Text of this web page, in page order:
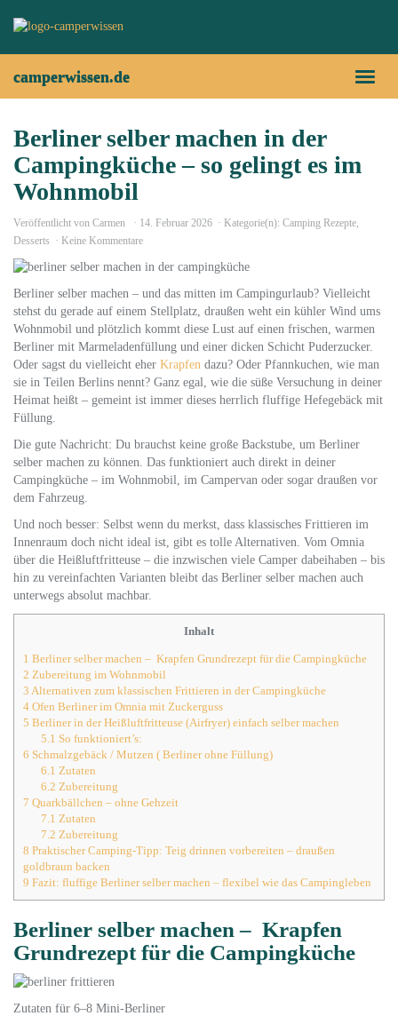
Toggle
camperwissen.de
Berliner selber machen in der
Campingküche – so gelingt es im
Wohnmobil
Veröffentlicht von Carmen 14. Februar 2026 Kategorie(n): Camping Rezepte,
Desserts
Keine Kommentare
Berliner selber machen – und das mitten im Campingurlaub? Vielleicht
stehst du gerade auf einem Stellplatz, draußen weht ein kühler Wind ums
Wohnmobil und plötzlich kommt diese Lust auf einen frischen, warmen
Berliner mit Marmeladenfüllung und einer dicken Schicht Puderzucker.
Oder sagst du vielleicht eher Krapfen dazu? Oder Pfannkuchen, wie man
sie in Teilen Berlins nennt? Ganz egal, wie die süße Versuchung in deiner
Heimat heißt – gemeint ist immer dieses herrlich fluffige Hefegebäck mit
Füllung.
Die gute Nachricht: Du brauchst keine große Backstube, um Berliner
selber machen zu können. Das funktioniert auch direkt in deiner
Campingküche – im Wohnmobil, im Campervan oder sogar draußen vor
dem Fahrzeug.
Und noch besser: Selbst wenn du merkst, dass klassisches Frittieren im
Innenraum doch nicht ideal ist, gibt es tolle Alternativen. Vom Omnia
über die Heißluftfritteuse – die inzwischen viele Camper dabeihaben – bis
hin zu vereinfachten Varianten bleibt das Berliner selber machen auch
unterwegs absolut machbar.
Inhalt
1 Berliner selber machen – Krapfen Grundrezept für die Campingküche
2 Zubereitung im Wohnmobil
3 Alternativen zum klassischen Frittieren in der Campingküche
4 Ofen Berliner im Omnia mit Zuckerguss
5 Berliner in der Heißluftfritteuse (Airfryer) einfach selber machen
5.1 So funktioniert’s:
6 Schmalzgebäck / Mutzen ( Berliner ohne Füllung)
6.1 Zutaten
6.2 Zubereitung
7 Quarkbällchen – ohne Gehzeit
7.1 Zutaten
7.2 Zubereitung
8 Praktischer Camping-Tipp: Teig drinnen vorbereiten – draußen
goldbraun backen
9 Fazit: fluffige Berliner selber machen – flexibel wie das Campingleben
Berliner selber machen – Krapfen
Grundrezept für die Campingküche
Zutaten für 6–8 Mini-Berliner